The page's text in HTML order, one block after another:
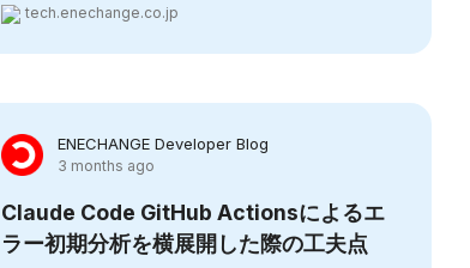
tech.enechange.co.jp
ENECHANGE Developer Blog
3 months ago
Claude Code GitHub Actionsによるエ
ラー初期分析を横展開した際の工夫点